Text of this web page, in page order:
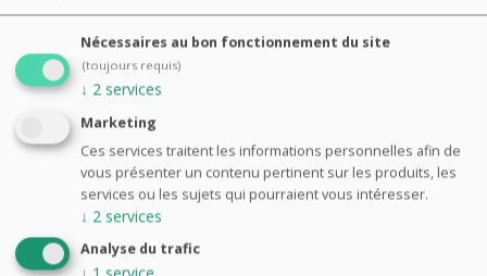
Tous nos sites possèdent leurPolitique de
confidentialité
collectées et leur utilisation
Mentionslégales :
Nécessaires au bon fonctionnement du site
(toujours requis)
↓ 2 services
Marketing
Ces services traitent les informations personnelles afin de
vous présenter un contenu pertinent sur les produits, les
services ou les sujets qui pourraient vous intéresser.
↓ 2 services
Analyse du trafic